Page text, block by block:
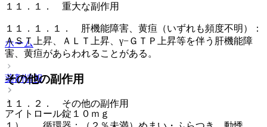
１１．１． 重大な副作用
１１．１．１． 肝機能障害、黄疸（いずれも頻度不明）：
ＡＳＴ上昇、ＡＬＴ上昇、γ−ＧＴＰ上昇等を伴う肝機能障
害、黄疸があらわれることがある。
その他の副作用
１１．２． その他の副作用
ホーム
薬剤情報
アイトロール錠１０ｍｇ